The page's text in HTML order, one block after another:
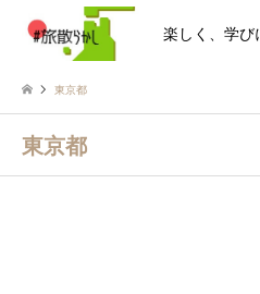
楽しく、学び
東京都
東京都